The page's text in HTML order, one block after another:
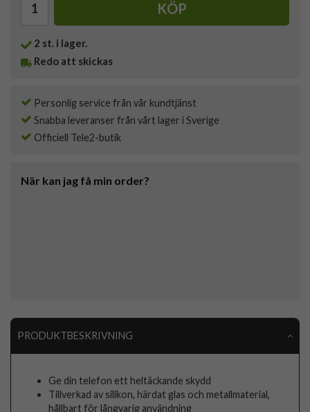
KÖP
2 st. i lager.
Redo att skickas
Personlig service från vår kundtjänst
Snabba leveranser från vårt lager i Sverige
Officiell Tele2-butik
När kan jag få min order?
PRODUKTBESKRIVNING
Ge din telefon ett heltäckande skydd
Tillverkad av silikon, härdat glas och metallmaterial,
hållbart för långvarig användning